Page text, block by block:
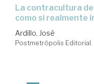
La contracultura de los años setenta en España
como si realmente
Ardillo, José
Postmetrópolis Editorial.